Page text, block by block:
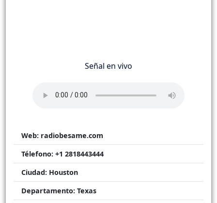
Señal en vivo
Web: radiobesame.com
Télefono: +1 2818443444
Ciudad: Houston
Departamento: Texas